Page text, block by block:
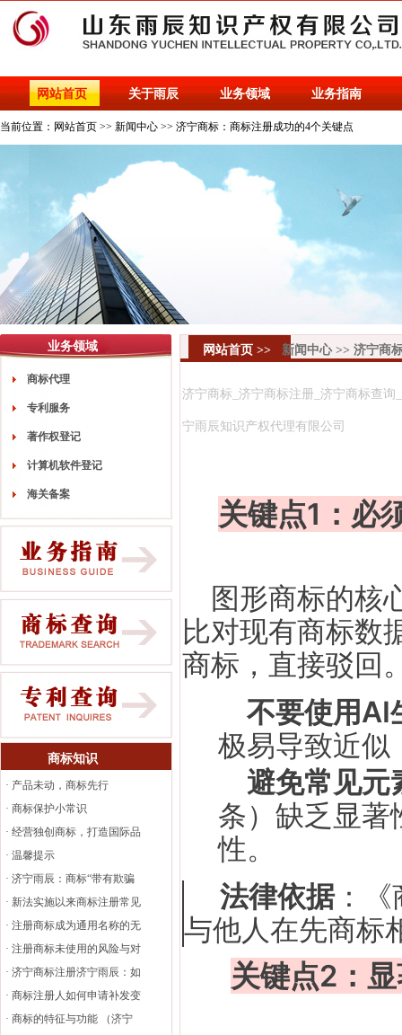
网站首页 关于雨辰 业务领域 业务指南
当前位置： 网站首页 >> 新闻中心 >> 济宁商标：商标注册成功的4个关键点
业务领域
商标代理
专利服务
著作权登记
计算机软件登记
海关备案
商标知识
· 产品未动，商标先行
· 商标保护小常识
· 经营独创商标，打造国际品
· 温馨提示
· 济宁雨辰：商标“带有欺骗
· 新法实施以来商标注册常见
· 注册商标成为通用名称的无
· 注册商标未使用的风险与对
· 济宁商标注册济宁雨辰：如
· 商标注册人如何申请补发变
· 商标的特征与功能 （济宁
网站首页 >> 新闻中心 >> 济宁商
济宁商标_济宁商标注册_济宁商标查
宁雨辰知识产权代理有限公司
关键点1：必
图形商标的核
比对现有商标数
商标，直接驳回
不要使用
极易导致近似
避免常见元
条）缺乏显著
性。
法律依据：《
与他人在先商标
关键点2：